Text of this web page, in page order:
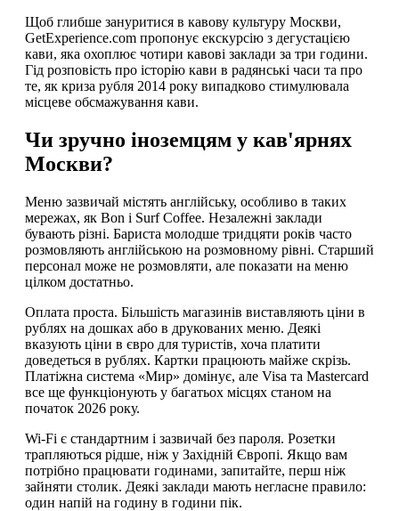
Щоб глибше зануритися в кавову культуру Москви,
GetExperience.com пропонує екскурсію з дегустацією
кави, яка охоплює чотири кавові заклади за три години.
Гід розповість про історію кави в радянські часи та про
те, як криза рубля 2014 року випадково стимулювала
місцеве обсмажування кави.
Чи зручно іноземцям у кав'ярнях
Москви?
Меню зазвичай містять англійську, особливо в таких
мережах, як Bon і Surf Coffee. Незалежні заклади
бувають різні. Бариста молодше тридцяти років часто
розмовляють англійською на розмовному рівні. Старший
персонал може не розмовляти, але показати на меню
цілком достатньо.
Оплата проста. Більшість магазинів виставляють ціни в
рублях на дошках або в друкованих меню. Деякі
вказують ціни в євро для туристів, хоча платити
доведеться в рублях. Картки працюють майже скрізь.
Платіжна система «Мир» домінує, але Visa та Mastercard
все ще функціонують у багатьох місцях станом на
початок 2026 року.
Wi-Fi є стандартним і зазвичай без пароля. Розетки
трапляються рідше, ніж у Західній Європі. Якщо вам
потрібно працювати годинами, запитайте, перш ніж
зайняти столик. Деякі заклади мають негласне правило:
один напій на годину в години пік.